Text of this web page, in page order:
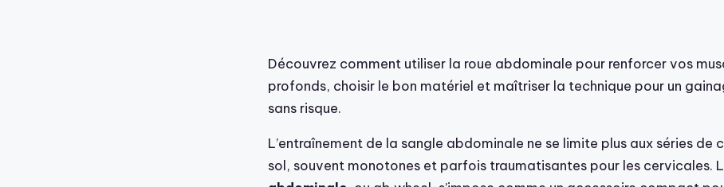
Découvrez comment utiliser la roue abdominale pour renforcer vos
profonds, choisir le bon matériel et maîtriser la technique pour un
sans risque.
L’entraînement de la sangle abdominale ne se limite plus aux séries de
sol, souvent monotones et parfois traumatisantes pour les cervicales.